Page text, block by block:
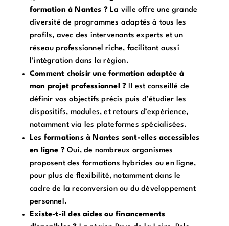
formation à Nantes ? La ville offre une grande
diversité de programmes adaptés à tous les
profils, avec des intervenants experts et un
réseau professionnel riche, facilitant aussi
l’intégration dans la région.
Comment choisir une formation adaptée à
mon projet professionnel ? Il est conseillé de
définir vos objectifs précis puis d’étudier les
dispositifs, modules, et retours d’expérience,
notamment via les plateformes spécialisées.
Les formations à Nantes sont-elles accessibles
en ligne ? Oui, de nombreux organismes
proposent des formations hybrides ou en ligne,
pour plus de flexibilité, notamment dans le
cadre de la reconversion ou du développement
personnel.
Existe-t-il des aides ou financements